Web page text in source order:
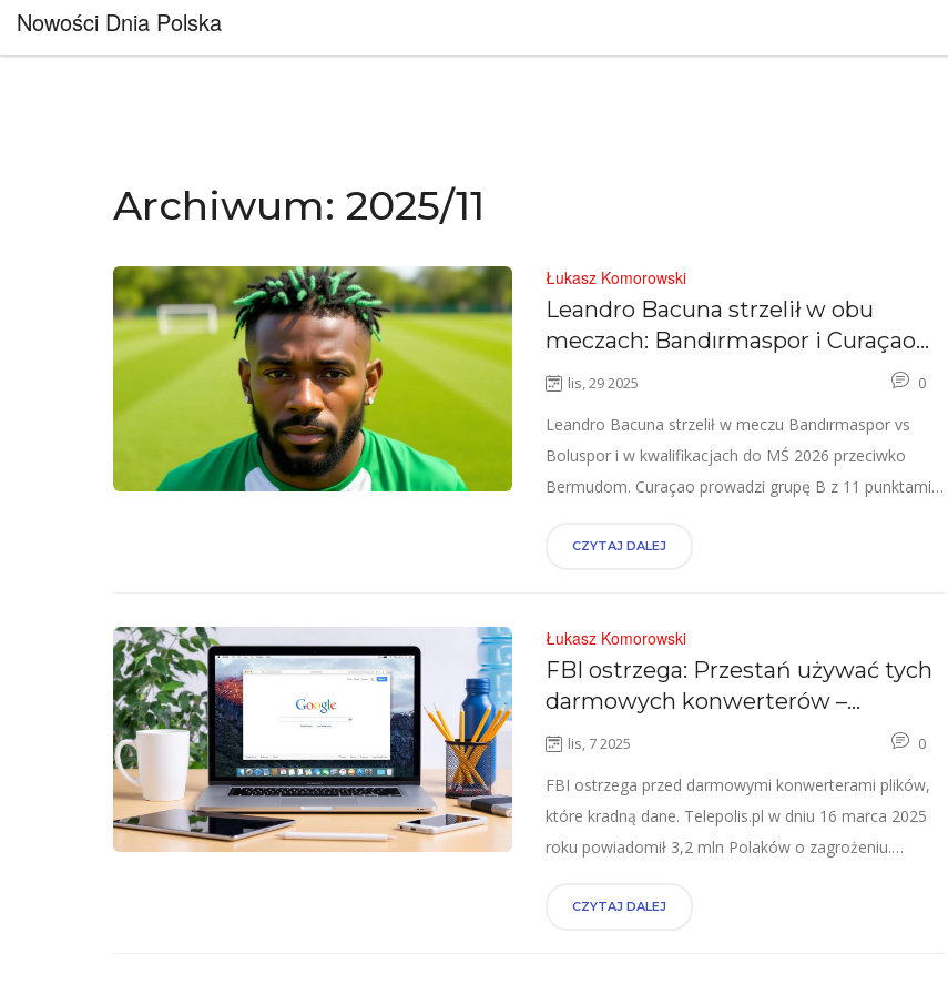
Nowości Dnia Polska
Archiwum: 2025/11
Łukasz Komorowski
Leandro Bacuna strzelił w obu
meczach: Bandırmaspor i Curaçao
na szczycie kwalifikacji do MŚ
lis, 29 2025 0
Leandro Bacuna strzelił w meczu Bandırmaspor vs
Boluspor i w kwalifikacjach do MŚ 2026 przeciwko
Bermudom. Curaçao prowadzi grupę B z 11 punktami,
roku.CZYTAJ DALEJ
Łukasz Komorowski
FBI ostrzega: Przestań używać tych
darmowych konwerterów –
zagrożenie dla 3,2 mln Polaków
lis, 7 2025 0
FBI ostrzega przed darmowymi konwerterami plików,
które kradną dane. Telepolis.pl w dniu 16 marca 2025
roku powiadomił 3,2 mln Polaków o zagrożeniu.
roku.CZYTAJ DALEJ